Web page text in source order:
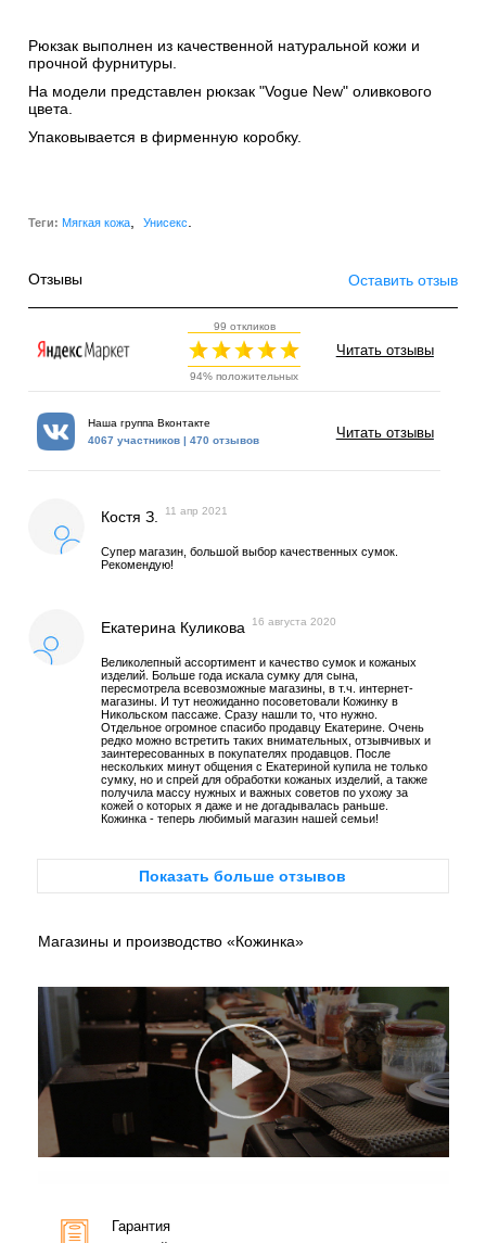
Рюкзак выполнен из качественной натуральной кожи и
прочной фурнитуры.
На модели представлен рюкзак "Vogue New" оливкового
цвета.
Упаковывается в фирменную коробку.
Теги: Мягкая кожа Унисекс
Отзывы Оставить отзыв
99 откликов
94% положительных
Читать отзывы
Наша группа Вконтакте
4067 участников | 470 отзывов
Читать отзывы
Костя З. 11 апр 2021
Супер магазин, большой выбор качественных сумок.
Рекомендую!
Екатерина Куликова 16 августа 2020
Великолепный ассортимент и качество сумок и кожаных
изделий. Больше года искала сумку для сына,
пересмотрела всевозможные магазины, в т.ч. интернет-
магазины. И тут неожиданно посоветовали Кожинку в
Никольском пассаже. Сразу нашли то, что нужно.
Отдельное огромное спасибо продавцу Екатерине. Очень
редко можно встретить таких внимательных, отзывчивых и
заинтересованных в покупателях продавцов. После
нескольких минут общения с Екатериной купила не только
сумку, но и спрей для обработки кожаных изделий, а также
получила массу нужных и важных советов по ухожу за
кожей о которых я даже и не догадывалась раньше.
Кожинка - теперь любимый магазин нашей семьи!
Показать больше отзывов
Магазины и производство «Кожинка»
Гарантия